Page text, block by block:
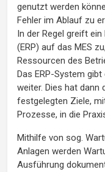
genutzt werden
Fehler im Ablauf zu
In der Regel greift
(ERP) auf das MES
Ressourcen des
Das ERP-System
weiter. Dies hat dann
festgelegten Ziele,
Prozesse, in die
Mithilfe von sog.
Anlagen werden
Ausführung